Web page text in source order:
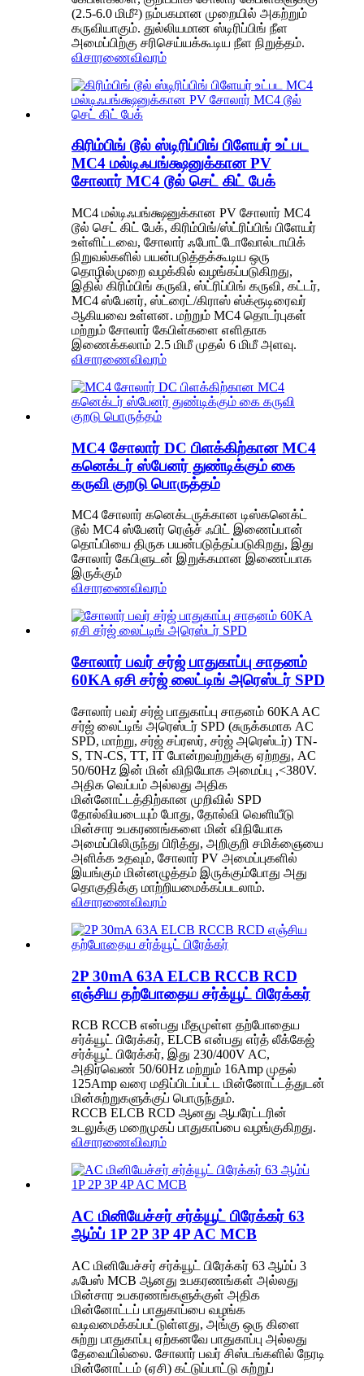
(2.5-6.0 மிமீ²) நம்பகமான முறையில் அகற்றும்
கருவியாகும். துல்லியமான ஸ்டிரிப்பிங் நீள
அமைப்பிற்கு சரிசெய்யக்கூடிய நீள நிறுத்தம்.
விசாரணைவிவரம்
கிரிம்பிங் டூல் ஸ்டிரிப்பிங் பிளேயர் உட்பட
MC4 மல்டிஃபங்க்ஷனுக்கான PV
சோலார் MC4 டூல் செட் கிட் பேக்
MC4 மல்டிஃபங்க்ஷனுக்கான PV சோலார் MC4
டூல் செட் கிட் பேக், கிரிம்பிங்/ஸ்ட்ரிப்பிங் பிளேயர்
உள்ளிட்டவை, சோலார் ஃபோட்டோவோல்டாயிக்
நிறுவல்களில் பயன்படுத்தக்கூடிய ஒரு
தொழில்முறை வழக்கில் வழங்கப்படுகிறது,
இதில் கிரிம்பிங் கருவி, ஸ்ட்ரிப்பிங் கருவி, கட்டர்,
MC4 ஸ்பேனர், ஸ்ட்ரைட்/கிராஸ் ஸ்க்ரூடிரைவர்
ஆகியவை உள்ளன. மற்றும் MC4 தொடர்புகள்
மற்றும் சோலார் கேபிள்களை எளிதாக
இணைக்கலாம் 2.5 மிமீ முதல் 6 மிமீ அளவு.
விசாரணைவிவரம்
MC4 சோலார் DC பிளக்கிற்கான MC4
கனெக்டர் ஸ்பேனர் துண்டிக்கும் கை
கருவி குறடு பொருத்தம்
MC4 சோலார் கனெக்டருக்கான டிஸ்கனெக்ட்
டூல் MC4 ஸ்பேனர் ரெஞ்ச் ஃபிட் இணைப்பான்
தொப்பியை திருக பயன்படுத்தப்படுகிறது, இது
சோலார் கேபிளுடன் இறுக்கமான இணைப்பாக
இருக்கும்
விசாரணைவிவரம்
சோலார் பவர் சர்ஜ் பாதுகாப்பு சாதனம்
60KA ஏசி சர்ஜ் லைட்டிங் அரெஸ்டர் SPD
சோலார் பவர் சர்ஜ் பாதுகாப்பு சாதனம் 60KA AC
சர்ஜ் லைட்டிங் அரெஸ்டர் SPD (சுருக்கமாக AC
SPD, மாற்று, சர்ஜ் சப்ரஸர், சர்ஜ் அரெஸ்டர்) TN-
S, TN-CS, TT, IT போன்றவற்றுக்கு ஏற்றது, AC
50/60Hz இன் மின் விநியோக அமைப்பு ,<380V.
அதிக வெப்பம் அல்லது அதிக
மின்னோட்டத்திற்கான முறிவில் SPD
தோல்வியடையும் போது, ​​தோல்வி வெளியீடு
மின்சார உபகரணங்களை மின் விநியோக
அமைப்பிலிருந்து பிரித்து, அறிகுறி சமிக்ஞையை
அளிக்க உதவும், சோலார் PV அமைப்புகளில்
இயங்கும் மின்னழுத்தம் இருக்கும்போது அது
தொகுதிக்கு மாற்றியமைக்கப்படலாம்.
விசாரணைவிவரம்
2P 30mA 63A ELCB RCCB RCD
எஞ்சிய தற்போதைய சர்க்யூட் பிரேக்கர்
RCB RCCB என்பது மீதமுள்ள தற்போதைய
சர்க்யூட் பிரேக்கர், ELCB என்பது எர்த் லீக்கேஜ்
சர்க்யூட் பிரேக்கர், இது 230/400V AC,
அதிர்வெண் 50/60Hz மற்றும் 16Amp முதல்
125Amp வரை மதிப்பிடப்பட்ட மின்னோட்டத்துடன்
மின்சுற்றுகளுக்குப் பொருந்தும்.
RCCB ELCB RCD ஆனது ஆபரேட்டரின்
உடலுக்கு மறைமுகப் பாதுகாப்பை வழங்குகிறது.
விசாரணைவிவரம்
AC மினியேச்சர் சர்க்யூட் பிரேக்கர் 63
ஆம்ப் 1P 2P 3P 4P AC MCB
AC மினியேச்சர் சர்க்யூட் பிரேக்கர் 63 ஆம்ப் 3
ஃபேஸ் MCB ஆனது உபகரணங்கள் அல்லது
மின்சார உபகரணங்களுக்குள் அதிக
மின்னோட்டப் பாதுகாப்பை வழங்க
வடிவமைக்கப்பட்டுள்ளது, அங்கு ஒரு கிளை
சுற்று பாதுகாப்பு ஏற்கனவே பாதுகாப்பு அல்லது
தேவையில்லை. சோலார் பவர் சிஸ்டங்களில் நேரடி
மின்னோட்டம் (ஏசி) கட்டுப்பாட்டு சுற்றுப்